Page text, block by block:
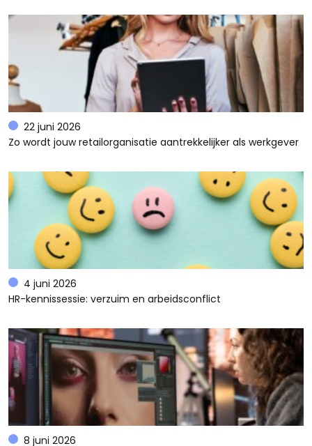
22 juni 2026
Zo wordt jouw retailorganisatie aantrekkelijker als werkgever
4 juni 2026
HR-kennissessie: verzuim en arbeidsconflict
8 juni 2026